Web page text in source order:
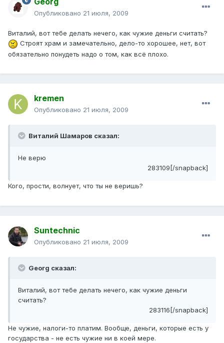
Опубликовано 21 июля, 2009
Виталий, вот тебе делать нечего, как чужие деньги считать?
Строят храм и замечательно, дело-то хорошее, нет, вот
обязательно понудеть надо о том, как всё плохо.
kremen
Опубликовано 21 июля, 2009
Виталий Шамаров сказал:
Не верю
283109[/snapback]
Кого, прости, волнует, что ты не веришь?
Suntechnic
Опубликовано 21 июля, 2009
Georg сказал:
Виталий, вот тебе делать нечего, как чужие деньги
считать?
283116[/snapback]
Не чужие, налоги-то платим. Вообще, деньги, которые есть у
государства - не есть чужие ни в коей мере.